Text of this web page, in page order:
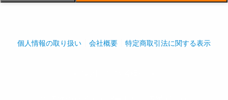
関係
個人情報の取り扱い 会社概要 特定商取引法に関する表示